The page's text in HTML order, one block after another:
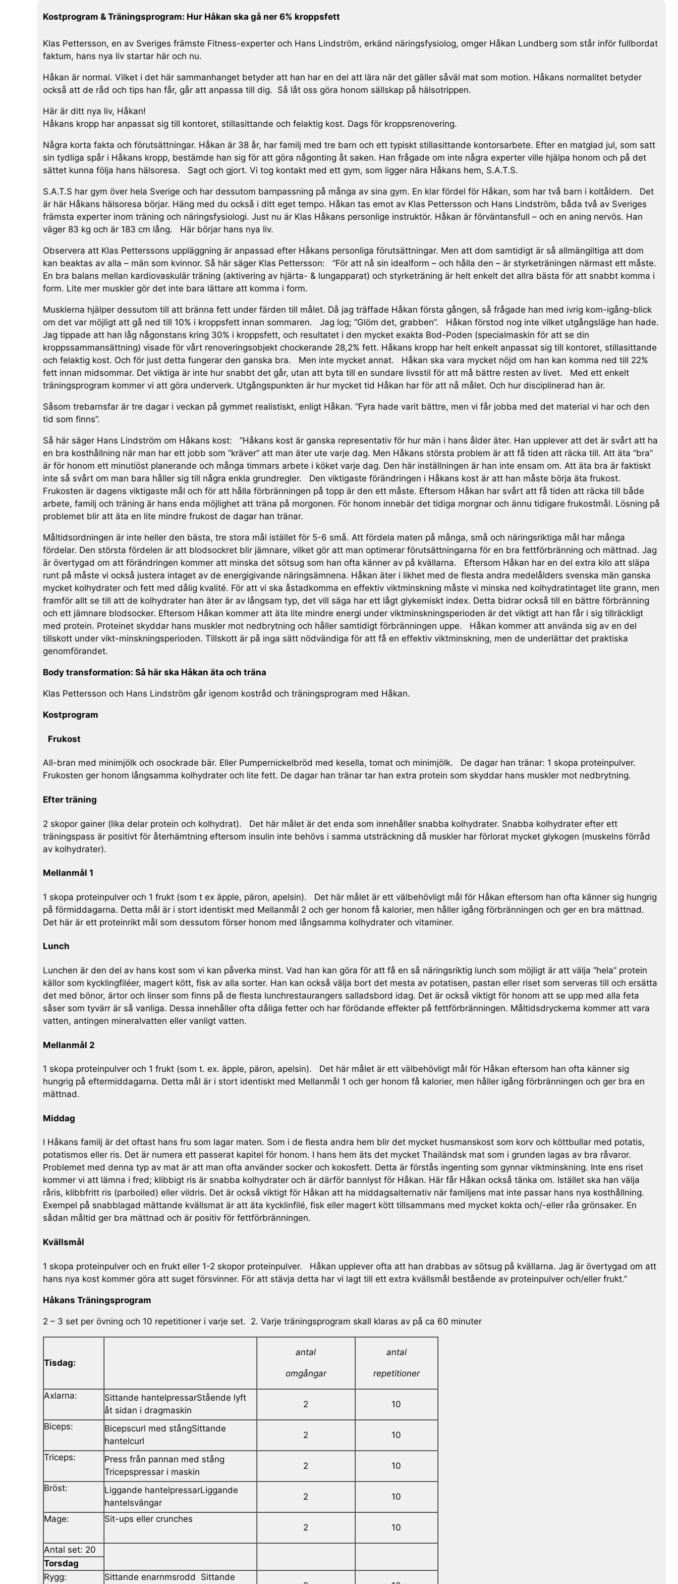
Kostprogram & Träningsprogram: Hur Håkan ska gå ner 6% kroppsfett
Klas Pettersson, en av Sveriges främste Fitness-experter och Hans Lindström, erkänd näringsfysiolog, omger Håkan Lundberg som står inför fullbordat
faktum, hans nya liv startar här och nu.
Håkan är normal. Vilket i det här sammanhanget betyder att han har en del att lära när det gäller såväl mat som motion. Håkans normalitet betyder
också att de råd och tips han får, går att anpassa till dig. Så låt oss göra honom sällskap på hälsotrippen.
Här är ditt nya liv, Håkan!
Håkans kropp har anpassat sig till kontoret, stillasittande och felaktig kost. Dags för kroppsrenovering.
Några korta fakta och förutsättningar. Håkan är 38 år, har familj med tre barn och ett typiskt stillasittande kontorsarbete. Efter en matglad jul, som satt
sin tydliga spår i Håkans kropp, bestämde han sig för att göra någonting åt saken. Han frågade om inte några experter ville hjälpa honom och på det
sättet kunna följa hans hälsoresa. Sagt och gjort. Vi tog kontakt med ett gym, som ligger nära Håkans hem, S.A.T.S.
S.A.T.S har gym över hela Sverige och har dessutom barnpassning på många av sina gym. En klar fördel för Håkan, som har två barn i koltåldern. Det
är här Håkans hälsoresa börjar. Häng med du också i ditt eget tempo. Håkan tas emot av Klas Pettersson och Hans Lindström, båda två av Sveriges
främsta experter inom träning och näringsfysiologi. Just nu är Klas Håkans personlige instruktör. Håkan är förväntansfull – och en aning nervös. Han
väger 83 kg och är 183 cm lång. Här börjar hans nya liv.
Observera att Klas Petterssons uppläggning är anpassad efter Håkans personliga förutsättningar. Men att dom samtidigt är så allmängiltiga att dom
kan beaktas av alla – män som kvinnor. Så här säger Klas Pettersson: ”För att nå sin idealform – och hålla den – är styrketräningen närmast ett måste.
En bra balans mellan kardiovaskulär träning (aktivering av hjärta- & lungapparat) och styrketräning är helt enkelt det allra bästa för att snabbt komma i
form. Lite mer muskler gör det inte bara lättare att komma i form.
Musklerna hjälper dessutom till att bränna fett under färden till målet. Då jag träffade Håkan första gången, så frågade han med ivrig kom-igång-blick
om det var möjligt att gå ned till 10% i kroppsfett innan sommaren. Jag log; ”Glöm det, grabben”. Håkan förstod nog inte vilket utgångsläge han hade.
Jag tippade att han låg någonstans kring 30% i kroppsfett, och resultatet i den mycket exakta Bod-Poden (specialmaskin för att se din
kroppssammansättning) visade för vårt renoveringsobjekt chockerande 28,2% fett. Håkans kropp har helt enkelt anpassat sig till kontoret, stillasittande
och felaktig kost. Och för just detta fungerar den ganska bra. Men inte mycket annat. Håkan ska vara mycket nöjd om han kan komma ned till 22%
fett innan midsommar. Det viktiga är inte hur snabbt det går, utan att byta till en sundare livsstil för att må bättre resten av livet. Med ett enkelt
träningsprogram kommer vi att göra underverk. Utgångspunkten är hur mycket tid Håkan har för att nå målet. Och hur disciplinerad han är.
Såsom trebarnsfar är tre dagar i veckan på gymmet realistiskt, enligt Håkan. ”Fyra hade varit bättre, men vi får jobba med det material vi har och den
tid som finns”.
Så här säger Hans Lindström om Håkans kost: ”Håkans kost är ganska representativ för hur män i hans ålder äter. Han upplever att det är svårt att ha
en bra kosthållning när man har ett jobb som ”kräver” att man äter ute varje dag. Men Håkans största problem är att få tiden att räcka till. Att äta ”bra”
är för honom ett minutiöst planerande och många timmars arbete i köket varje dag. Den här inställningen är han inte ensam om. Att äta bra är faktiskt
inte så svårt om man bara håller sig till några enkla grundregler. Den viktigaste förändringen i Håkans kost är att han måste börja äta frukost.
Frukosten är dagens viktigaste mål och för att hålla förbränningen på topp är den ett måste. Eftersom Håkan har svårt att få tiden att räcka till både
arbete, familj och träning är hans enda möjlighet att träna på morgonen. För honom innebär det tidiga morgnar och ännu tidigare frukostmål. Lösning på
problemet blir att äta en lite mindre frukost de dagar han tränar.
Måltidsordningen är inte heller den bästa, tre stora mål istället för 5-6 små. Att fördela maten på många, små och näringsriktiga mål har många
fördelar. Den största fördelen är att blodsockret blir jämnare, vilket gör att man optimerar förutsättningarna för en bra fettförbränning och mättnad. Jag
är övertygad om att förändringen kommer att minska det sötsug som han ofta känner av på kvällarna. Eftersom Håkan har en del extra kilo att släpa
runt på måste vi också justera intaget av de energigivande näringsämnena. Håkan äter i likhet med de flesta andra medelålders svenska män ganska
mycket kolhydrater och fett med dålig kvalité. För att vi ska åstadkomma en effektiv viktminskning måste vi minska ned kolhydratintaget lite grann, men
framför allt se till att de kolhydrater han äter är av långsam typ, det vill säga har ett lågt glykemiskt index. Detta bidrar också till en bättre förbränning
och ett jämnare blodsocker. Eftersom Håkan kommer att äta lite mindre energi under viktminskningsperioden är det viktigt att han får i sig tillräckligt
med protein. Proteinet skyddar hans muskler mot nedbrytning och håller samtidigt förbränningen uppe. Håkan kommer att använda sig av en del
tillskott under vikt-minskningsperioden. Tillskott är på inga sätt nödvändiga för att få en effektiv viktminskning, men de underlättar det praktiska
genomförandet.
Body transformation: Så här ska Håkan äta och träna
Klas Pettersson och Hans Lindström går igenom kostråd och träningsprogram med Håkan.
Kostprogram
Frukost
All-bran med minimjölk och osockrade bär. Eller Pumpernickelbröd med kesella, tomat och minimjölk. De dagar han tränar: 1 skopa proteinpulver.
Frukosten ger honom långsamma kolhydrater och lite fett. De dagar han tränar tar han extra protein som skyddar hans muskler mot nedbrytning.
Efter träning
2 skopor gainer (lika delar protein och kolhydrat). Det här målet är det enda som innehåller snabba kolhydrater. Snabba kolhydrater efter ett
träningspass är positivt för återhämtning eftersom insulin inte behövs i samma utsträckning då muskler har förlorat mycket glykogen (muskelns förråd
av kolhydrater).
Mellanmål 1
1 skopa proteinpulver och 1 frukt (som t ex äpple, päron, apelsin). Det här målet är ett välbehövligt mål för Håkan eftersom han ofta känner sig hungrig
på förmiddagarna. Detta mål är i stort identiskt med Mellanmål 2 och ger honom få kalorier, men håller igång förbränningen och ger en bra mättnad.
Det här är ett proteinrikt mål som dessutom förser honom med långsamma kolhydrater och vitaminer.
Lunch
Lunchen är den del av hans kost som vi kan påverka minst. Vad han kan göra för att få en så näringsriktig lunch som möjligt är att välja ”hela” protein
källor som kycklingfiléer, magert kött, fisk av alla sorter. Han kan också välja bort det mesta av potatisen, pastan eller riset som serveras till och ersätta
det med bönor, ärtor och linser som finns på de flesta lunchrestaurangers salladsbord idag. Det är också viktigt för honom att se upp med alla feta
såser som tyvärr är så vanliga. Dessa innehåller ofta dåliga fetter och har förödande effekter på fettförbränningen. Måltidsdryckerna kommer att vara
vatten, antingen mineralvatten eller vanligt vatten.
Mellanmål 2
1 skopa proteinpulver och 1 frukt (som t. ex. äpple, päron, apelsin). Det här målet är ett välbehövligt mål för Håkan eftersom han ofta känner sig
hungrig på eftermiddagarna. Detta mål är i stort identiskt med Mellanmål 1 och ger honom få kalorier, men håller igång förbränningen och ger bra en
mättnad.
Middag
I Håkans familj är det oftast hans fru som lagar maten. Som i de flesta andra hem blir det mycket husmanskost som korv och köttbullar med potatis,
potatismos eller ris. Det är numera ett passerat kapitel för honom. I hans hem äts det mycket Thailändsk mat som i grunden lagas av bra råvaror.
Problemet med denna typ av mat är att man ofta använder socker och kokosfett. Detta är förstås ingenting som gynnar viktminskning. Inte ens riset
kommer vi att lämna i fred; klibbigt ris är snabba kolhydrater och är därför bannlyst för Håkan. Här får Håkan också tänka om. Istället ska han välja
råris, klibbfritt ris (parboiled) eller vildris. Det är också viktigt för Håkan att ha middagsalternativ när familjens mat inte passar hans nya kosthållning.
Exempel på snabblagad mättande kvällsmat är att äta kycklinfilé, fisk eller magert kött tillsammans med mycket kokta och/-eller råa grönsaker. En
sådan måltid ger bra mättnad och är positiv för fettförbränningen.
Kvällsmål
1 skopa proteinpulver och en frukt eller 1-2 skopor proteinpulver. Håkan upplever ofta att han drabbas av sötsug på kvällarna. Jag är övertygad om att
hans nya kost kommer göra att suget försvinner. För att stävja detta har vi lagt till ett extra kvällsmål bestående av proteinpulver och/eller frukt.”
Håkans Träningsprogram
2 – 3 set per övning och 10 repetitioner i varje set. 2. Varje träningsprogram skall klaras av på ca 60 minuter
Tisdag:
antal
omgångar
antal
repetitioner
Axlarna:
Sittande hantelpressarStående lyft
åt sidan i dragmaskin
2 10
Biceps:
Bicepscurl med stångSittande
hantelcurl
2 10
Triceps:
Press från pannan med stång
Tricepspressar i maskin
2 10
Bröst:
Liggande hantelpressarLiggande
hantelsvängar
2 10
Mage:
Sit-ups eller crunches
2
10
Antal set: 20
Torsdag
Rygg:
Sittande enarnmsrodd Sittande